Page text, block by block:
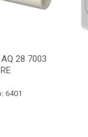
28 7003
6401